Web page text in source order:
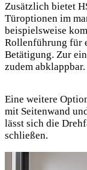
Zusätzlich bietet
Türoptionen im
beispielsweise
Rollenführung für
Betätigung. Zur
zudem abklappbar.
Eine weitere
mit Seitenwand
lässt sich die
schließen.